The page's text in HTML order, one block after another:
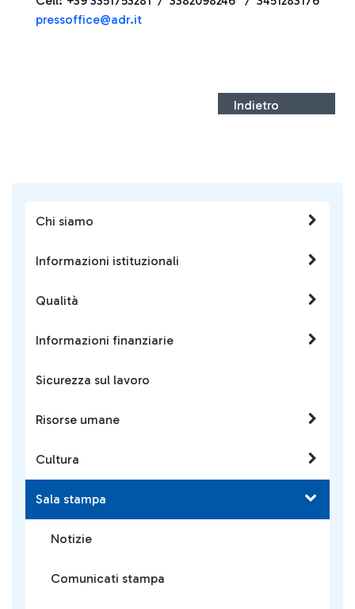
Chi siamo
Informazioni istituzionali
Qualità
Informazioni finanziarie
Sicurezza sul lavoro
Risorse umane
Cultura
Sala stampa
Notizie
Comunicati stampa
pressoffice@adr.it
Indietro